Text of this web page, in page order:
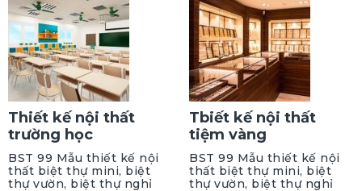
Thiết kế nội thất
trường học
BST 99 Mẫu thiết kế nội
thất biệt thự mini, biệt
thự vườn, biệt thự nghỉ
Tbiết kế nội thất
tiệm vàng
BST 99 Mẫu thiết kế nội
thất biệt thự mini, biệt
thự vườn, biệt thự nghỉ